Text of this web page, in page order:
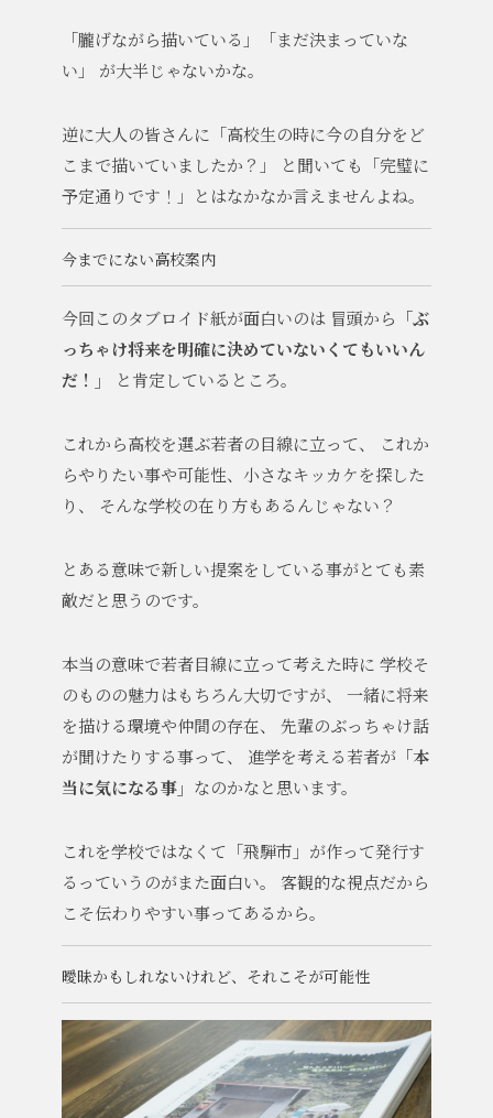
「朧げながら描いている」「まだ決まっていな
い」
が大半じゃないかな。
逆に大人の皆さんに「高校生の時に今の自分をど
こまで描いていましたか？」
と聞いても「完璧に
予定通りです！」とはなかなか言えませんよね。
今までにない高校案内
今回このタブロイド紙が面白いのは 冒頭から 「ぶ
っちゃけ将来を明確に決めていないくてもいいん
だ！」
と肯定しているところ。
これから高校を選ぶ若者の目線に立って、
これか
らやりたい事や可能性、小さなキッカケを探した
り、
そんな学校の在り方もあるんじゃない？
とある意味で新しい提案をしている事がとても素
敵だと思うのです。
本当の意味で若者目線に立って考えた時に 学校そ
のものの魅力はもちろん大切ですが、
一緒に将来
を描ける環境や仲間の存在、
先輩のぶっちゃけ話
が聞けたりする事って、
進学を考える若者が 「本
当に気になる事」 なのかなと思います。
これを学校ではなくて「飛騨市」が作って発行す
るっていうのがまた面白い。
客観的な視点だから
こそ伝わりやすい事ってあるから。
曖昧かもしれないけれど、それこそが可能性